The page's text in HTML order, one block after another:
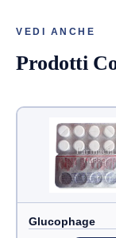
VEDI ANCHE
Prodotti
Glucophage